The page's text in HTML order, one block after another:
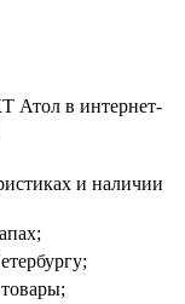
Атол в интернет-
и наличии